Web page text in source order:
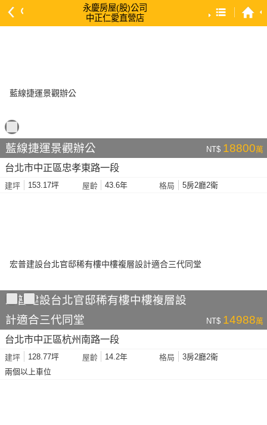
永慶房屋(股)公司
中正仁愛直營店
依建物坪數 大 → 小
依土地坪數 大 → 小
藍線捷運景觀辦公 NT$ 18800萬
台北市中正區忠孝東路一段
建坪 153.17坪 屋齡 43.6年 格局 5房2廳2衛
宏普建設台北官邸稀有樓中樓複層設
計適合三代同堂
NT$ 14988萬
台北市中正區杭州南路一段
建坪 128.77坪 屋齡 14.2年 格局
3房2廳2衛
兩個以上車位